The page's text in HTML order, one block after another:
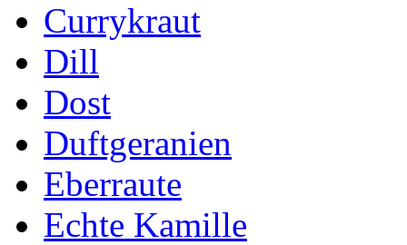
Currykraut
Dill
Dost
Duftgeranien
Eberraute
Echte Kamille